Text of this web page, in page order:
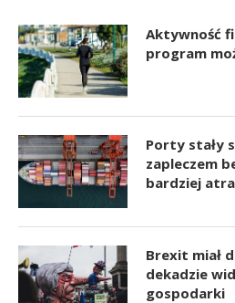
Aktywność
program
Porty stały
zapleczem
bardziej
Brexit miał
dekadzie
gospodarki